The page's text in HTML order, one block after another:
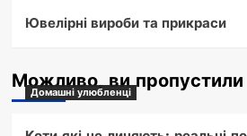
Ювелірні вироби та прикраси
Можливо, ви пропустили
Домашні улюбленці